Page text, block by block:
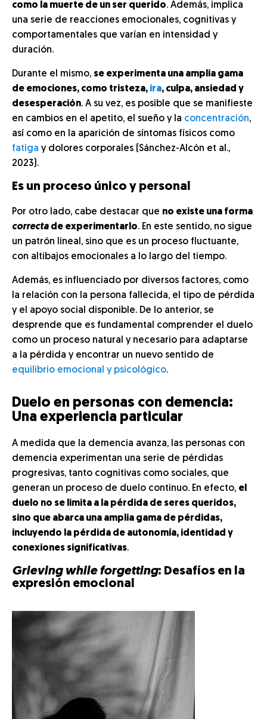
como la muerte de un ser querido. Además, implica
una serie de reacciones emocionales, cognitivas y
comportamentales que varían en intensidad y
duración.
Durante el mismo, se experimenta una amplia gama
de emociones, como tristeza, ira, culpa, ansiedad y
desesperación. A su vez, es posible que se manifieste
en cambios en el apetito, el sueño y la concentración,
así como en la aparición de síntomas físicos como
fatiga y dolores corporales (Sánchez-Alcón et al.,
2023).
Es un proceso único y personal
Por otro lado, cabe destacar que no existe una forma
correcta de experimentarlo. En este sentido, no sigue
un patrón lineal, sino que es un proceso fluctuante,
con altibajos emocionales a lo largo del tiempo.
Además, es influenciado por diversos factores, como
la relación con la persona fallecida, el tipo de pérdida
y el apoyo social disponible. De lo anterior, se
desprende que es fundamental comprender el duelo
como un proceso natural y necesario para adaptarse
a la pérdida y encontrar un nuevo sentido de
equilibrio emocional y psicológico.
Duelo en personas con demencia:
Una experiencia particular
A medida que la demencia avanza, las personas con
demencia experimentan una serie de pérdidas
progresivas, tanto cognitivas como sociales, que
generan un proceso de duelo continuo. En efecto, el
duelo no se limita a la pérdida de seres queridos,
sino que abarca una amplia gama de pérdidas,
incluyendo la pérdida de autonomía, identidad y
conexiones significativas.
Grieving while forgetting: Desafíos en la
expresión emocional